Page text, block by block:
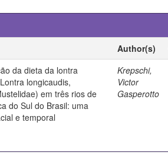
Author(s)
da dieta da lontra
longicaudis,
em três rios de
do Sul do Brasil: uma
e temporal
Krepschi,
Victor
Gasperotto